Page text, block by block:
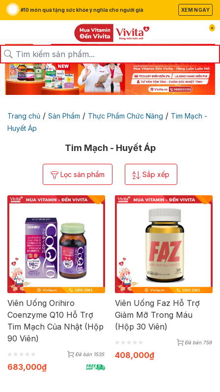
#10 món quà tặng sức khỏe ý nghĩa cho người già XEM NGAY
0
Trang chủ / Sản Phẩm / Thực Phẩm Chức Năng / Tim Mạch -
Huyết Áp
Tim Mạch - Huyết Áp
Lọc sản phẩm Sắp xếp
Viên Uống Orihiro
Coenzyme Q10 Hỗ Trợ
Tim Mạch Của Nhật (Hộp
90 Viên)
Đã bán 1535
683,000₫
Viên Uống Faz Hỗ Trợ
Giảm Mỡ Trong Máu
(Hộp 30 Viên)
Đã bán 758
408,000₫